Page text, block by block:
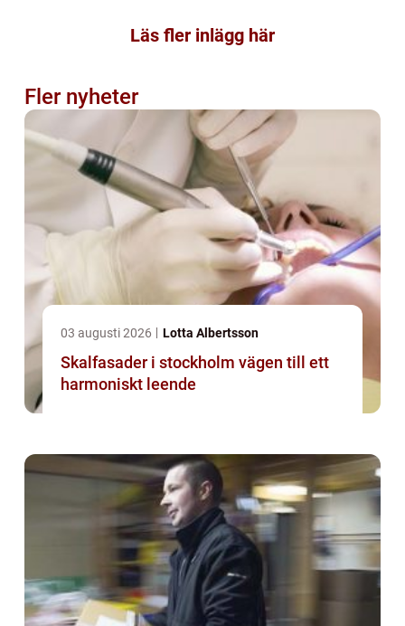
Läs fler inlägg här
Fler nyheter
03 augusti 2026 Lotta Albertsson
Skalfasader i stockholm vägen till ett
harmoniskt leende